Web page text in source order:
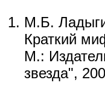
М.Б.
Краткий
М.:
звезда",